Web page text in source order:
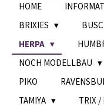
HOME
BRIXIES
HERPA
NOCH MODELLBAU
PIKO
TAMIYA
TRIX /